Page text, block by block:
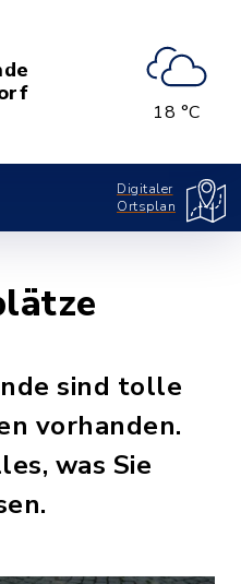
18 °C
Digitaler
Ortsplan
sind tolle
vorhanden.
was Sie